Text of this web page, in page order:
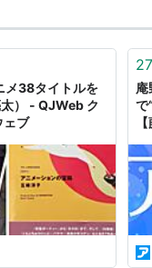
逆襲のシャア』も。次
ORIGIN』全24巻 安
メ38タイトルを
） - QJWeb ク
ェブ
庵
で